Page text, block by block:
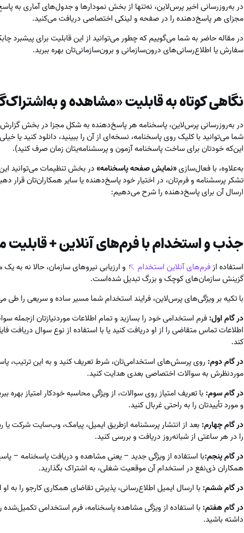
در به‌روزرسانی اخیر پرس‌لاین، نه‌تنها از بخش نمودارها و جدول‌های آماری به
مجزای هر پاسخ‌دهنده را در صفحه و لینکی اختصاصی دریافت می‌کنید.
در مقاله حاضر به شما می‌گوییم که چطور می‌توانید از این قابلیت برای پیشبرد
سفارش یا اطلاع‌رسانی‌های درون‌سازمانی و برون‌سازمانی‌تان بهره ببرید.
نگاهی کوتاه به قابلیت «مشاهده و
در به‌روزرسانی پرس‌لاین، پاسخنامه هر پاسخ‌دهنده به شکل مجزا در بخش
شما می‌توانید با کلیک روی پاسخنامه‌، نسخه‌ای از آن را ببینید، دانلود کنید یا
این‌که خودتان برای ساخت پاسخنامه آزمون و پرسشنامه‌یتان زمان صرف کنید).
به‌علاوه، با فعال‌سازی«نمایش صفحه پاسخنامه»در بخش تنظیمات می‌توانید این
تشکر پرسشنامه و فرم‌تان، در اختیار خود پاسخ‌دهنده یا سایر همکاران‌تان قرار
ارسال آن برای پاسخ‌دهنده را شرح می‌دهیم:
جذب و استخدام با فرم‌های آنلاین +
استفاده ازفرم‌های آنلاین استخدام
و ارزیابی نیروهای سازمان، حالا نه به
گزینش سازمان‌های کوچک و بزرگ تبدیل شده‌است.
با تکیه بر ویژگی‌های پرس‌لاین، فرایند استخدام شما مسیر ساده و سریعی را طی
در گام اول:فرم استخدامی خود را بسازید و تمام اطلاعات موردنیازتان ازجمله
اطلاعات تماس متقاضی را از او دریافت کنید یا با استفاده از نوع سوال دریافت
کند.
در گام دوم: روی پرسش‌های استخدامی‌تان، شرط تعریف کنید و به این
موردنظرش به سوالات اختصاصی بعدی هدایت کنید.
در گام سوم: با تعریف امتیاز روی سوالات، از ویژگی محاسبه خودکار امتیاز بهره
و مورد تأییدتان را به راحتی غربال کنید.
در گام چهارم: بعد از انتشار پرسشنامه ازطریق ایمیل، پیامک، وب‌سایت شرکت
را در هر ساعتی از شبانه‌روز دریافت و بررسی کنید.
در گام پنجم:با استفاده از ویژگی جدید – یعنی مشاهده و دریافت پاسخنامه –
همکاران ذی‌نفع در استخدام آن موقعیت شغلی، به اشتراک بگذارید.
در گام ششم: با ارسال ایمیل اطلاع‌رسانی، پذیرش تقاضای همکاری کارجو را به
در گام هفتم: با استفاده از ویژگی مشاهده پاسخنامه، فرم استخدامی
داشته باشید.